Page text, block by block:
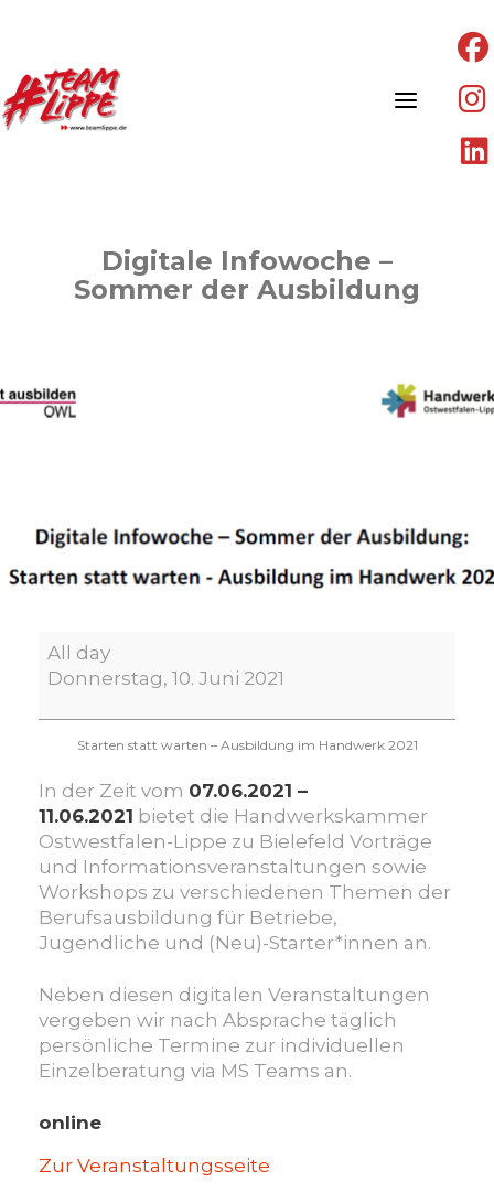
Digitale Infowoche –
Sommer der Ausbildung
Digitale
Infowoche
Sommer
All day
Donnerstag, 10. Juni 2021
Starten statt warten – Ausbildung im Handwerk 2021
In der Zeit vom 07.06.2021 –
11.06.2021 bietet die Handwerkskammer
Ostwestfalen-Lippe zu Bielefeld Vorträge
und Informationsveranstaltungen sowie
Workshops zu verschiedenen Themen der
Berufsausbildung für Betriebe,
Jugendliche und (Neu)-Starter*innen an.
Neben diesen digitalen Veranstaltungen
vergeben wir nach Absprache täglich
persönliche Termine zur individuellen
Einzelberatung via MS Teams an.
online
Zur Veranstaltungsseite